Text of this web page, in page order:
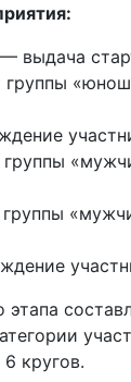
— выдача
группы
группы
группы
этапа
кругов.